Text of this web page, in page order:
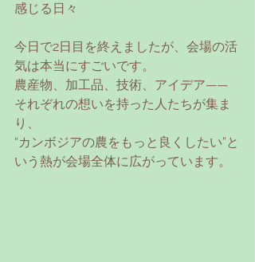
感じる日々
今日で2日目を終えましたが、会場の活
気は本当にすごいです。
農産物、加工品、技術、アイデア——
それぞれの想いを持った人たちが集ま
り、
“カンボジアの農をもっと良くしたい”と
いう熱が会場全体に広がっています。